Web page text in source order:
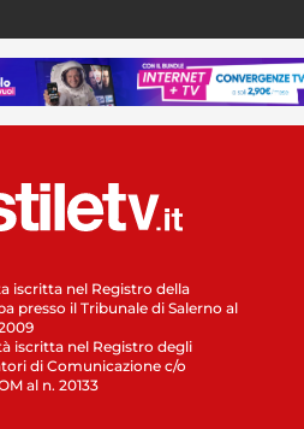
iscritta nel Registro della
presso il Tribunale di Salerno al
iscritta nel Registro degli
di Comunicazione c/o
al n. 20133